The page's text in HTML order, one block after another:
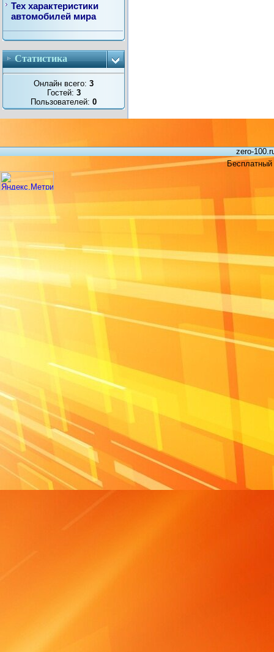
Тех характеристики
автомобилей мира
Статистика
Онлайн всего: 3
Гостей: 3
Пользователей: 0
zero-
Бесплатный